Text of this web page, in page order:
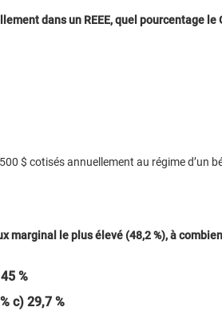
dans un REEE, quel pourcentage le
$ cotisés annuellement au régime d’un
marginal le plus élevé (48,2 %), à
%
c) 29,7 %